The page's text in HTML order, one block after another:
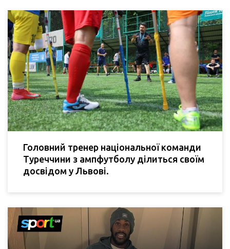
Головний тренер національної команди
Туреччини з ампфутболу ділиться своїм
досвідом у Львові.